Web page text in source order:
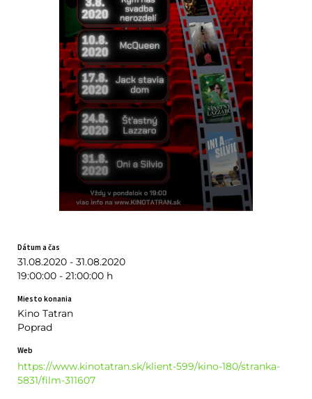
Dátum a čas
31.08.2020 - 31.08.2020
19:00:00 - 21:00:00 h
Miesto konania
Kino Tatran
Poprad
Web
https://www.kinotatran.sk/klient-599/kino-180/stranka-
5831/film-311607